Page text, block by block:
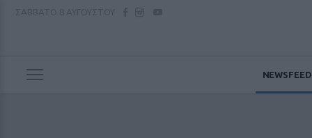
NEWSFEED